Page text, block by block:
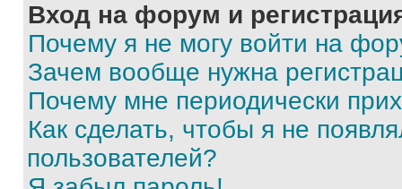
Вход на форум и
Почему я не могу войти на
Зачем вообще нужна
Почему мне периодически
Как сделать, чтобы я не
пользователей?